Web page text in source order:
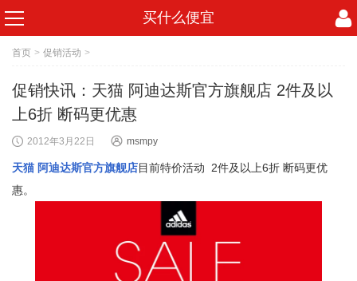
买什么便宜
首页 > 促销活动 >
促销快讯：天猫 阿迪达斯官方旗舰店 2件及以
上6折 断码更优惠
2012年3月22日 msmpy
天猫 阿迪达斯官方旗舰店目前特价活动 2件及以上6折 断码更优
惠。